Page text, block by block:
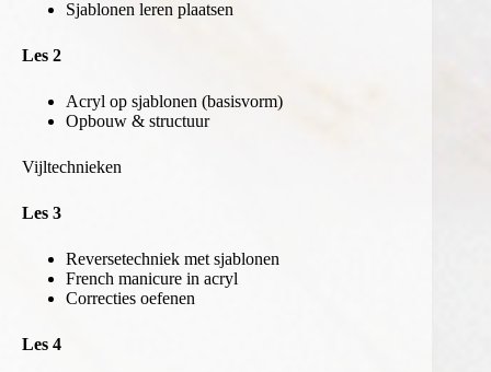
Sjablonen leren plaatsen
Les 2
Acryl op sjablonen (basisvorm)
Opbouw & structuur
Vijltechnieken
Les 3
Reversetechniek met sjablonen
French manicure in acryl
Correcties oefenen
Les 4